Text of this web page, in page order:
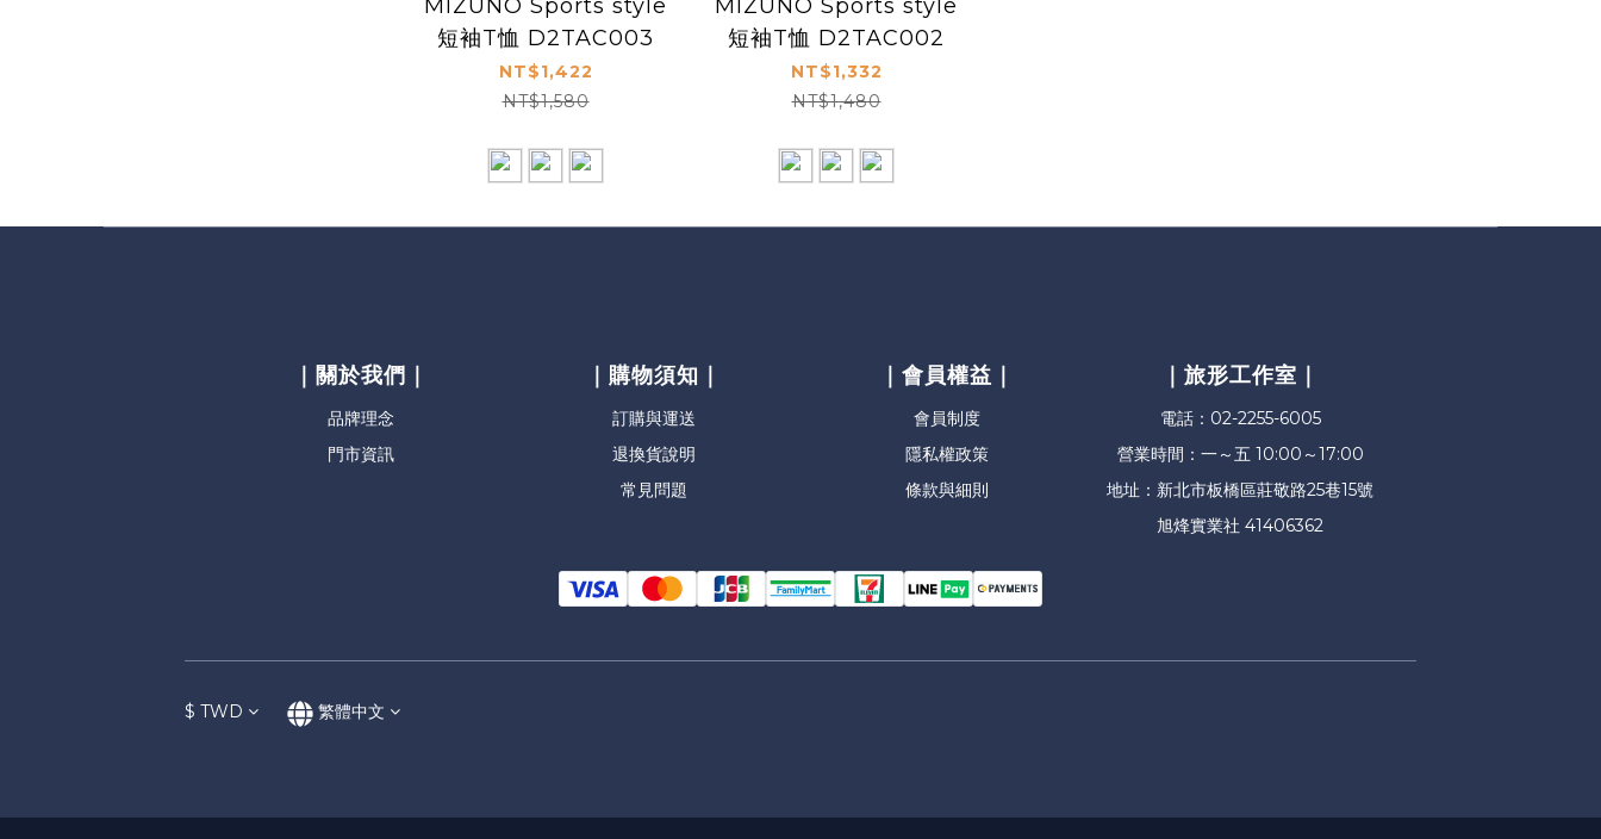
MIZUNO Sports style
短袖T恤 D2TAC003
NT$1,422
NT$1,580
MIZUNO Sports style
短袖T恤 D2TAC002
NT$1,332
NT$1,480
｜關於我們｜
品牌理念
門市資訊
｜購物須知｜
訂購與運送
退換貨說明
常見問題
｜會員權益｜
會員制度
隱私權政策
條款與細則
｜旅形工作室｜
電話：02-2255-6005
營業時間：一～五 10:00～17:00
地址：新北市板橋區莊敬路25巷15號
旭烽實業社 41406362
$ TWD 繁體中文